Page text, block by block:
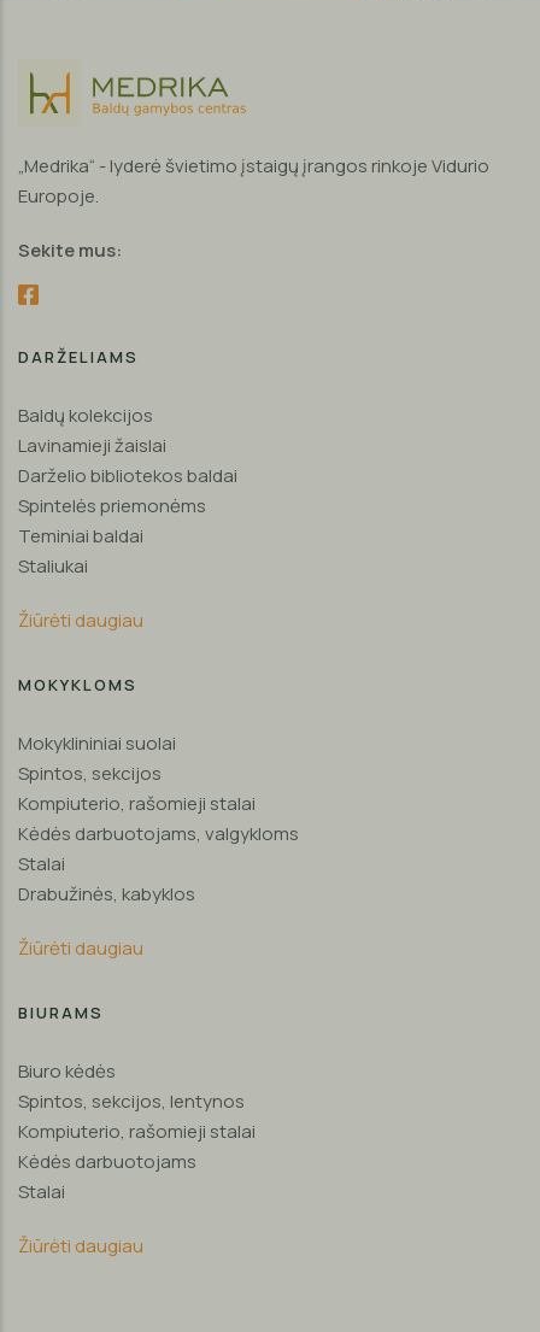
„Medrika“ - lyderė švietimo įstaigų įrangos rinkoje Vidurio
Europoje.
Sekite mus:
DARŽELIAMS
Baldų kolekcijos
Lavinamieji žaislai
Darželio bibliotekos baldai
Spintelės priemonėms
Teminiai baldai
Staliukai
Žiūrėti daugiau
MOKYKLOMS
Mokyklininiai suolai
Spintos, sekcijos
Kompiuterio, rašomieji stalai
Kėdės darbuotojams, valgykloms
Stalai
Drabužinės, kabyklos
Žiūrėti daugiau
BIURAMS
Biuro kėdės
Spintos, sekcijos, lentynos
Kompiuterio, rašomieji stalai
Kėdės darbuotojams
Stalai
Žiūrėti daugiau